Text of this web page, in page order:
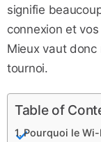
signifie
connexion et
Mieux vaut donc
tournoi.
Table of
Pourquoi le